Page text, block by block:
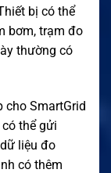
bị có thể
bơm, trạm đo
thường có
cho SmartGrid
thể gửi
liệu đo
có thêm